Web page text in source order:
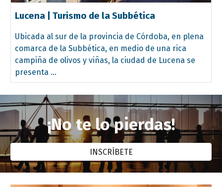
Lucena | Turismo de la Subbética
Ubicada al sur de la provincia de Córdoba, en plena
comarca de la Subbética, en medio de una rica
campiña de olivos y viñas, la ciudad de Lucena se
presenta ...
¡No te lo pierdas!
INSCRÍBETE